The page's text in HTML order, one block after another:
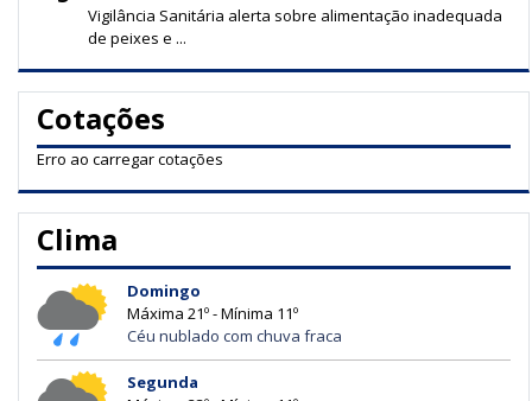
Vigilância Sanitária alerta sobre alimentação inadequada
de peixes e ...
Cotações
Erro ao carregar cotações
Clima
Domingo
Máxima 21º - Mínima 11º
Céu nublado com chuva fraca
Segunda